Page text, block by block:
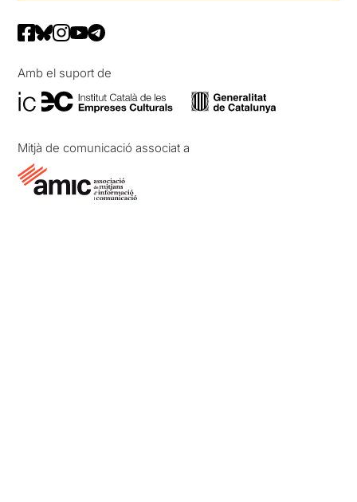
Amb el suport de
Mitjà de comunicació associat a